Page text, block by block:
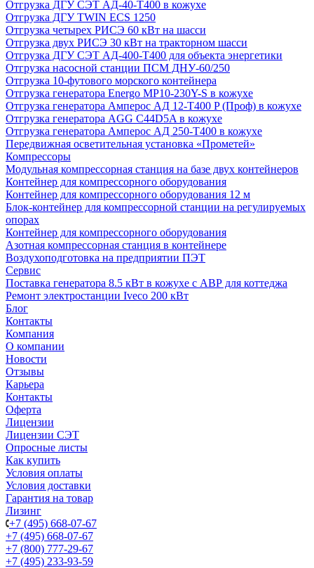
Отгрузка ДГУ СЭТ АД-40-Т400 в кожухе
Отгрузка ДГУ TWIN ECS 1250
Отгрузка четырех РИСЭ 60 кВт на шасси
Отгрузка двух РИСЭ 30 кВт на тракторном шасси
Отгрузка ДГУ СЭТ АД-400-Т400 для объекта энергетики
Отгрузка насосной станции ПСМ ДНУ-60/250
Отгрузка 10-футового морского контейнера
Отгрузка генератора Energo MP10-230Y-S в кожухе
Отгрузка генератора Амперос АД 12-Т400 P (Проф) в кожухе
Отгрузка генератора AGG C44D5A в кожухе
Отгрузка генератора Амперос АД 250-Т400 в кожухе
Передвижная осветительная установка «Прометей»
Компрессоры
Модульная компрессорная станция на базе двух контейнеров
Контейнер для компрессорного оборудования
Контейнер для компрессорного оборудования 12 м
Блок-контейнер для компрессорной станции на регулируемых
опорах
Контейнер для компрессорного оборудования
Азотная компрессорная станция в контейнере
Воздухоподготовка на предприятии ПЭТ
Сервис
Поставка генератора 8.5 кВт в кожухе с АВР для коттеджа
Ремонт электростанции Iveco 200 кВт
Блог
Контакты
Компания
О компании
Новости
Отзывы
Карьера
Контакты
Оферта
Лицензии
Лицензии СЭТ
Опросные листы
Как купить
Условия оплаты
Условия доставки
Гарантия на товар
Лизинг
+7 (495) 668-07-67
+7 (495) 668-07-67
+7 (800) 777-29-67
+7 (495) 233-93-59